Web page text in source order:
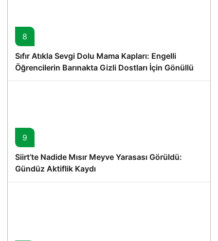
8
Sıfır Atıkla Sevgi Dolu Mama Kapları: Engelli
Öğrencilerin Barınakta Gizli Dostları İçin Gönüllü
Proje
9
Siirt’te Nadide Mısır Meyve Yarasası Görüldü:
Gündüz Aktiflik Kaydı